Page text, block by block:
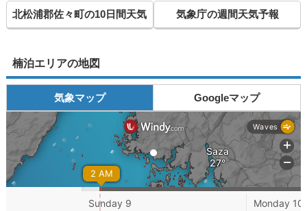
北松浦郡佐々町の10日間天気 気象庁の週間天気予報
楠泊エリアの地図
気象マップ Googleマップ